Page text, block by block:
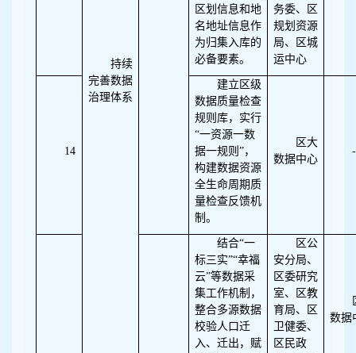
持续
完善数据
治理体系
区划信息和地
名地址信息作
为归集入库的
必备要素。
务委、区
规划资源
局、区城
运中心
14
建立区级
数据质量检查
规则库，实行
“一资源一数
据一规则”，
构建数据资源
全生命周期质
量检查反馈机
制。
区大
数据中心
-
结合“一
标三实”“幸福
云”等数据采
集工作机制，
整合多源数据
校验人口迁
入、迁出，赋
区公
安分局、
区委研究
室、区教
育局、区
卫健委、
区民政
数据